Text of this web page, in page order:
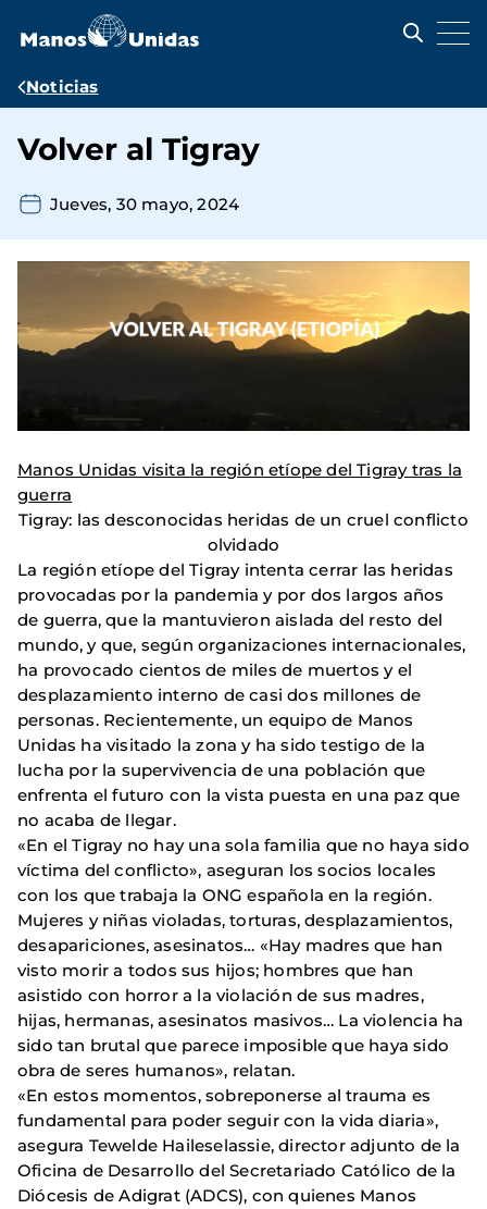
contenido
Ruta
navegación
Noticias
Volver al Tigray
Jueves, 30 mayo, 2024
Manos Unidas visita la región etíope del Tigray tras la
guerra
Tigray: las desconocidas heridas de un cruel conflicto
olvidado
La región etíope del Tigray intenta cerrar las heridas
provocadas por la pandemia y por dos largos años
de guerra, que la mantuvieron aislada del resto del
mundo, y que, según organizaciones internacionales,
ha provocado cientos de miles de muertos y el
desplazamiento interno de casi dos millones de
personas. Recientemente, un equipo de Manos
Unidas ha visitado la zona y ha sido testigo de la
lucha por la supervivencia de una población que
enfrenta el futuro con la vista puesta en una paz que
no acaba de llegar.
«En el Tigray no hay una sola familia que no haya sido
víctima del conflicto», aseguran los socios locales
con los que trabaja la ONG española en la región.
Mujeres y niñas violadas, torturas, desplazamientos,
desapariciones, asesinatos… «Hay madres que han
visto morir a todos sus hijos; hombres que han
asistido con horror a la violación de sus madres,
hijas, hermanas, asesinatos masivos… La violencia ha
sido tan brutal que parece imposible que haya sido
obra de seres humanos», relatan.
«En estos momentos, sobreponerse al trauma es
fundamental para poder seguir con la vida diaria»,
asegura Tewelde Haileselassie, director adjunto de la
Oficina de Desarrollo del Secretariado Católico de la
Diócesis de Adigrat (ADCS), con quienes Manos